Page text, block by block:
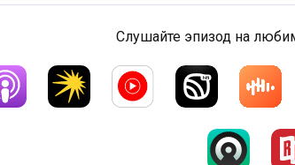
Слушайте эпизод на